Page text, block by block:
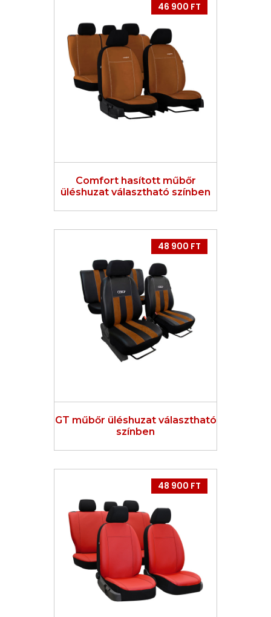
46 900 FT
Comfort hasított műbőr
üléshuzat választható színben
48 900 FT
GT műbőr üléshuzat választható
színben
48 900 FT